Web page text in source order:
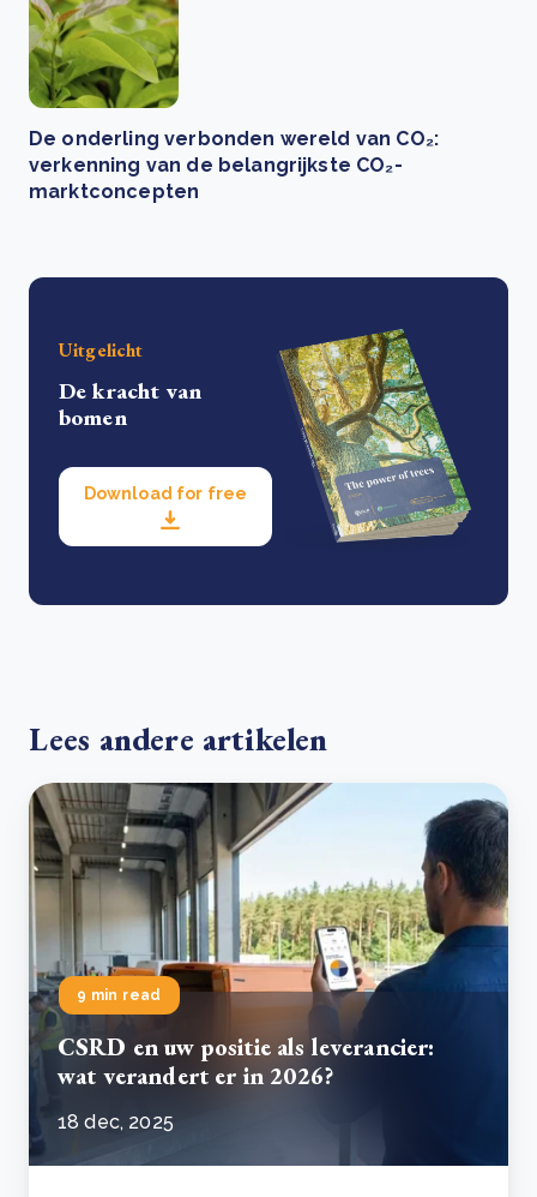
De onderling verbonden wereld van CO₂:
verkenning van de belangrijkste CO₂-
marktconcepten
Uitgelicht
De kracht van
bomen
Download for free
Lees andere artikelen
9 min read
CSRD en uw positie als leverancier:
wat verandert er in 2026?
18 dec, 2025